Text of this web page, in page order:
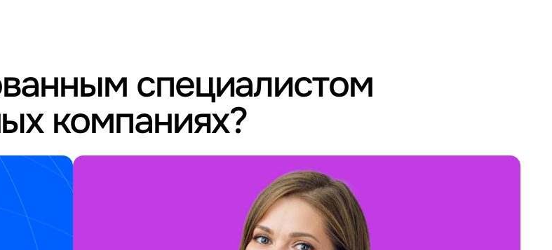
специалистом
компаниях?